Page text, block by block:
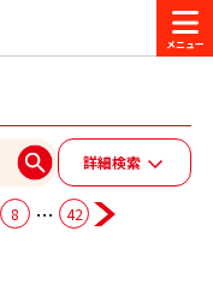
詳細検索
8 …
42